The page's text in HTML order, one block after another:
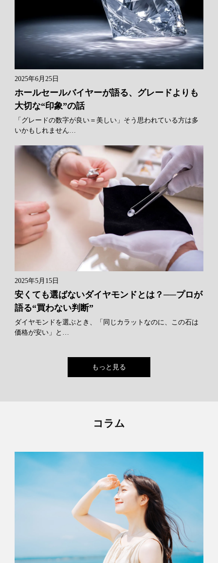
2025年6月25日
ホールセールバイヤーが語る、グレードよりも
大切な“印象”の話
「グレードの数字が良い＝美しい」そう思われている方は多
いかもしれません…
2025年5月15日
安くても選ばないダイヤモンドとは？──プロが
語る“買わない判断”
ダイヤモンドを選ぶとき、「同じカラットなのに、この石は
価格が安い」と…
もっと見る
コラム